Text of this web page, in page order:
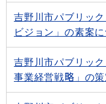
吉野川市パブリッ
ビジョン」の素案
吉野川市パブリッ
事業経営戦略」の